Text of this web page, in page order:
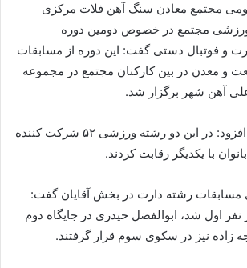
مجتمع معادن سنگ آهن فلات مرکزی
ورزشی مجتمع در خصوص دومین دوره
و فوتبال دستی گفت: این دوره از مسابقات
و معدن در بین کارکنان مجتمع در مجموعه
آهن شهر برگزار شد.
حسین سلطانی نژاد افزود: در این دو رشته ورزشی ۵۲ شرکت کننده
با یکدیگر رقابت کردند.
مسابقات رشته دارت در بخش آقایان گفت:
اول شد، ابوالفضل حیدری در جایگاه دوم
زاده نیز در سکوی سوم قرار گرفتند.